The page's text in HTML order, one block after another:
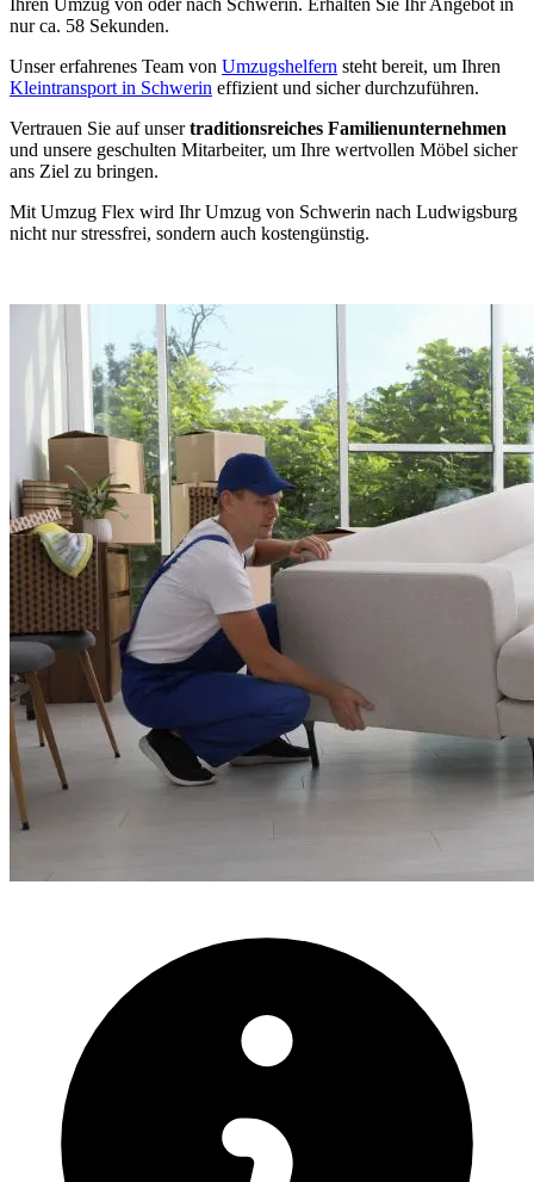
nur ca. 58 Sekunden.
Unser erfahrenes Team von Umzugshelfern steht bereit, um Ihren
Kleintransport in Schwerin effizient und sicher durchzuführen.
Vertrauen Sie auf unsertraditionsreiches Familienunternehmen
und unsere geschulten Mitarbeiter, um Ihre wertvollen Möbel sicher
ans Ziel zu bringen.
Mit Umzug Flex wird Ihr Umzug von Schwerin nach Ludwigsburg
nicht nur stressfrei, sondern auch kostengünstig.